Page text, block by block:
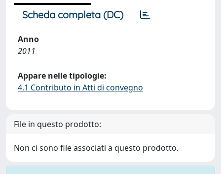
Scheda completa (DC)
Anno
2011
Appare nelle tipologie:
4.1 Contributo in Atti di convegno
File in questo prodotto:
Non ci sono file associati a questo prodotto.